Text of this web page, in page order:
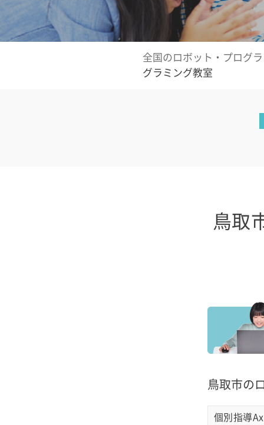
全国のロボット・プログ
グラミング教室
鳥取
鳥取市の
個別指導